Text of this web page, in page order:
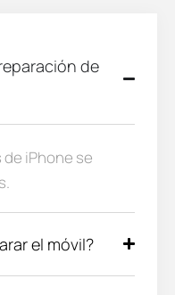
de
iPhone se
el móvil?